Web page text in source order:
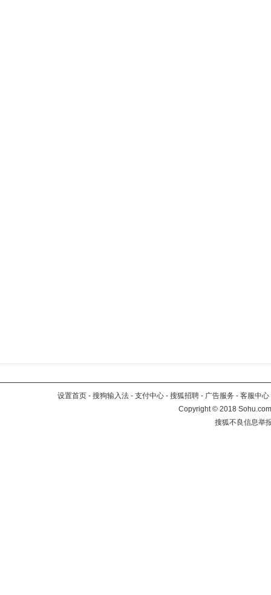
设置首页 - 搜狗输入法 - 支付中心 - 搜狐招聘 - 广告服务 - 客服中心
Copyright©2018
搜狐不良信息举